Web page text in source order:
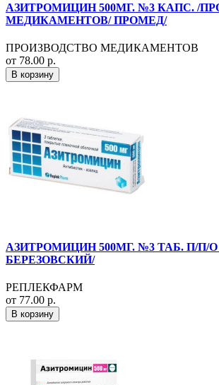
АЗИТРОМИЦИН 500МГ. №3 КАПС. /
МЕДИКАМЕНТОВ/ ПРОМЕД/
ПРОИЗВОДСТВО МЕДИКАМЕНТОВ
от 78.00 р.
В корзину
АЗИТРОМИЦИН 500МГ. №3 ТАБ. П/П/
БЕРЕЗОВСКИЙ/
РЕПЛЕКФАРМ
от 77.00 р.
В корзину